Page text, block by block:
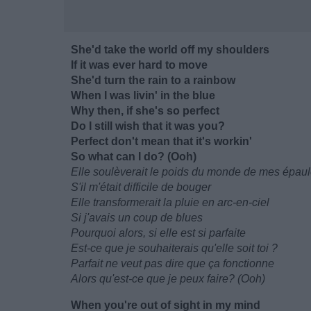
She'd take the world off my shoulders
If it was ever hard to move
She'd turn the rain to a rainbow
When I was livin' in the blue
Why then, if she's so perfect
Do I still wish that it was you?
Perfect don't mean that it's workin'
So what can I do? (Ooh)
Elle soulèverait le poids du monde de mes
S'il m'était difficile de bouger
Elle transformerait la pluie en arc-en-ciel
Si j'avais un coup de blues
Pourquoi alors, si elle est si parfaite
Est-ce que je souhaiterais qu'elle soit toi ?
Parfait ne veut pas dire que ça fonctionne
Alors qu'est-ce que je peux faire? (Ooh)
When you're out of sight in my mind